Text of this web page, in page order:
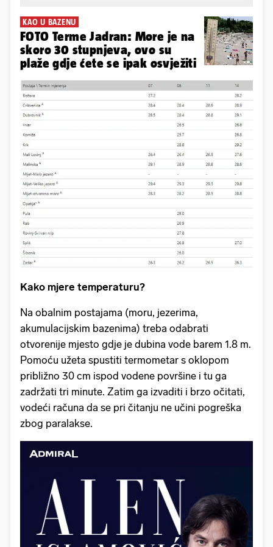
KAO U BAZENU
FOTO Terme Jadran: More je na
skoro 30 stupnjeva, ovo su
plaže gdje ćete se ipak osvježiti
Kako mjere temperaturu?
Na obalnim postajama (moru, jezerima,
akumulacijskim bazenima) treba odabrati
otvorenije mjesto gdje je dubina vode barem 1.8 m.
Pomoću užeta spustiti termometar s oklopom
približno 30 cm ispod vodene površine i tu ga
zadržati tri minute. Zatim ga izvaditi i brzo očitati,
vodeći računa da se pri čitanju ne učini pogreška
zbog paralakse.